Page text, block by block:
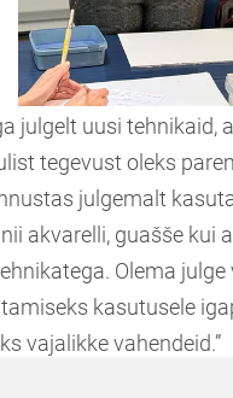
julgelt uusi tehnikaid,
tegevust oleks
julgemalt
akvarelli, guašše kui
Olema julge
kasutusele
vajalikke vahendeid.”
Meeldis väga